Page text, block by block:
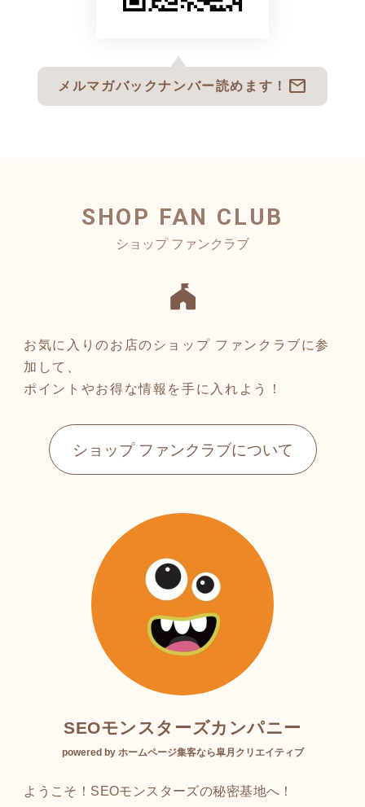
メルマガバックナンバー読めます！ mail
SHOP FAN CLUB
お気に入りのお店のショップ ファンクラブに参
加して、
ポイントやお得な情報を手に入れよう！
ショップ ファンクラブについて
SEOモンスターズカンパニー
powered by ホームページ集客なら皐月クリエイティブ
ようこそ！SEOモンスターズの秘密基地へ！